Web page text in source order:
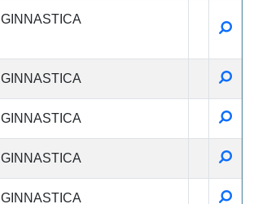
GINNASTICA
GINNASTICA
GINNASTICA
GINNASTICA
GINNASTICA